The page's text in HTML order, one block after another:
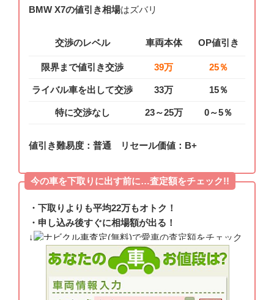
BMW X7の値引き相場はズバリ
交渉のレベル 車両本体 OP値引き
限界まで値引き交渉 39万 25％
ライバル車を出して交渉 33万 15％
特に交渉なし 23～25万 0～5％
値引き難易度：普通 リセール価値：B+
今の車を下取りに出す前に…査定額をチェック!!
・下取りよりも平均22万もオトク！
・申し込み後すぐに相場額が出る！
↓
ナビクル車査定(無料)で愛車の査定額をチェック